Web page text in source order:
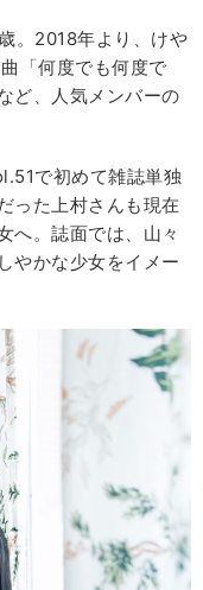
。2018年より、けや
「何度でも何度で
ど、人気メンバーの
で初めて雑誌単独
った上村さんも現在
へ。誌面では、山々
やかな少女をイメー